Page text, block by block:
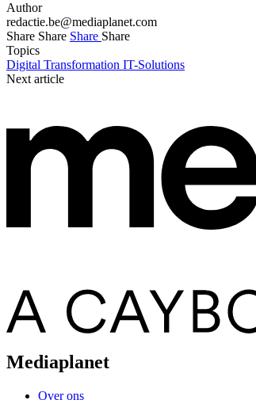
Author
redactie.be@mediaplanet.com
Share Share Share Share
Topics
Digital Transformation IT-Solutions
Next article
Mediaplanet
Over ons